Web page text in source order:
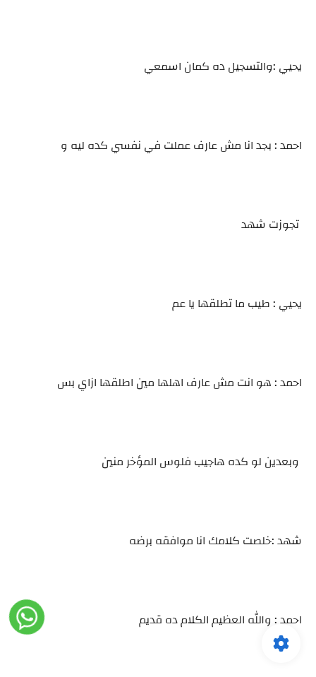
يحيي :والتسجيل ده كمان اسمعي
احمد : بجد انا مش عارف عملت في نفسي كده ليه و
تجوزت شهد
يحيي : طيب ما تطلقها يا عم
احمد : هو انت مش عارف اهلها مين اطلقها ازاي بس
وبعدين لو كده هاجيب فلوس المؤخر منين
شهد :خلصت كلامك انا موافقه برضه
احمد : والله العظيم الكلام ده قديم